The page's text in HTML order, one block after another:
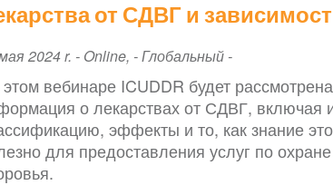
от СДВГ и
2024 r. - Online, - Глобальный -
вебинаре ICUDDR будет
о лекарствах от СДВГ, включая
эффекты и то, как знание
для предоставления услуг по